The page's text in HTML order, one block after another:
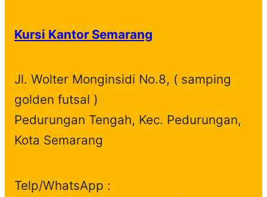
Kursi Kantor Semarang
Jl. Wolter Monginsidi No.8, ( samping
golden futsal )
Pedurungan Tengah, Kec. Pedurungan,
Kota Semarang
Telp/WhatsApp :